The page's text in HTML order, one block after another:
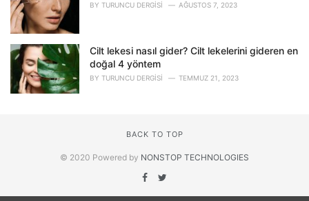
BY TURUNCU DERGISI AĞUSTOS 7, 2023
Cilt lekesi nasıl gider? Cilt lekelerini gideren en
doğal 4 yöntem
BY TURUNCU DERGISI TEMMUZ 21, 2023
BACK TO TOP
© 2020 Powered by NONSTOP TECHNOLOGIES